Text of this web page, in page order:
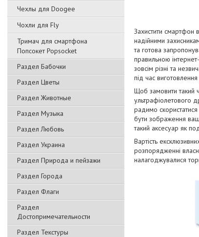
Чехлы для Doogee
Чохли для Fly
Тримач для смартфона
Попсокет Popsocket
Раздел Бабочки
Раздел Цветы
Раздел Животные
Раздел Музыка
Раздел Любовь
Раздел Украина
Раздел Природа и пейзажи
Раздел Города
Раздел Флаги
Раздел
Достопримечательности
Раздел Текстуры
Захистити смартфон
надійними
та готова
правильною
зовсім різні та
під час
Щоб замовити такий
ультрафіолетового
радимо
бути зображення
такий аксесуар як
Вартість
розпорядженні
налагоджувалися